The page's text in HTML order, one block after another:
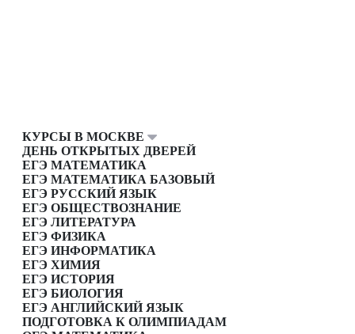
КУРСЫ В МОСКВЕ
ДЕНЬ ОТКРЫТЫХ ДВЕРЕЙ
ЕГЭ МАТЕМАТИКА
ЕГЭ МАТЕМАТИКА БАЗОВЫЙ
ЕГЭ РУССКИЙ ЯЗЫК
ЕГЭ ОБЩЕСТВОЗНАНИЕ
ЕГЭ ЛИТЕРАТУРА
ЕГЭ ФИЗИКА
ЕГЭ ИНФОРМАТИКА
ЕГЭ ХИМИЯ
ЕГЭ ИСТОРИЯ
ЕГЭ БИОЛОГИЯ
ЕГЭ АНГЛИЙСКИЙ ЯЗЫК
ПОДГОТОВКА К ОЛИМПИАДАМ